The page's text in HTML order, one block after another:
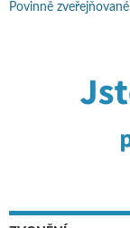
Povinně